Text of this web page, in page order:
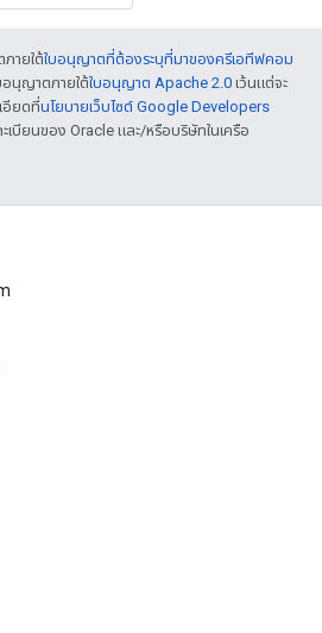
ายใต้ใบอนุญาตที่ต้องระบุที่มาของครีเอทีฟคอม
อนุญาตภายใต้ใบอนุญาต Apache 2.0 เว้นแต่จะ
อียดที่นโยบายเว็บไซต์ Google Developers
เบียนของ Oracle และ/หรือบริษัทในเครือ